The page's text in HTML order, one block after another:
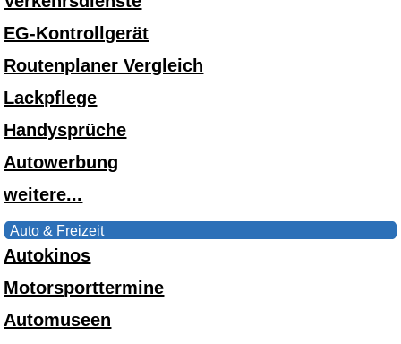
EG-Kontrollgerät
Routenplaner Vergleich
Lackpflege
Handysprüche
Autowerbung
weitere...
Auto & Freizeit
Autokinos
Motorsporttermine
Automuseen